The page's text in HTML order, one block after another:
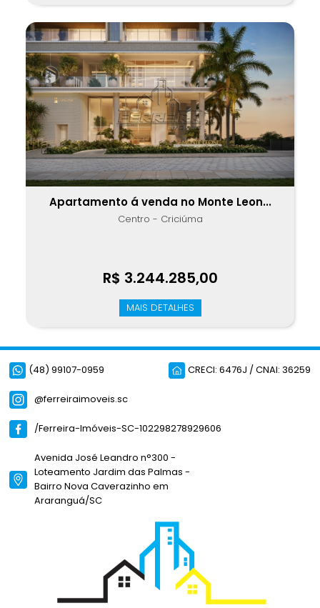
Apartamento á venda no Monte Leon...
Centro - Criciúma
R$ 3.244.285,00
MAIS DETALHES
(48) 99107-0959 CRECI: 6476J / CNAI: 36259
@ferreiraimoveis.sc
/Ferreira-Imóveis-SC-102298278929606
Avenida José Leandro n°300 -
Loteamento Jardim das Palmas -
Bairro Nova Caverazinho em
Araranguá/SC